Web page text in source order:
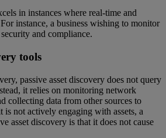
in instances where real-time and
instance, a business wishing to monitor
and compliance.
tools
passive asset discovery does not query
it relies on monitoring network
collecting data from other sources to
is not actively engaging with assets, a
asset discovery is that it does not cause